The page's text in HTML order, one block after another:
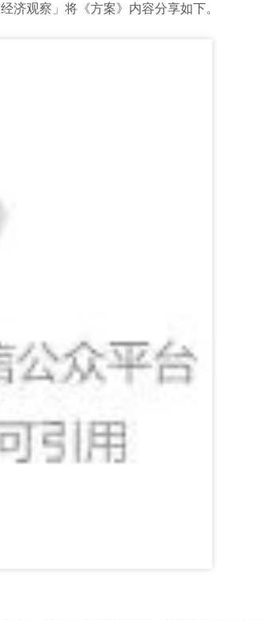
经济观察」将《方案》内容分享如下。